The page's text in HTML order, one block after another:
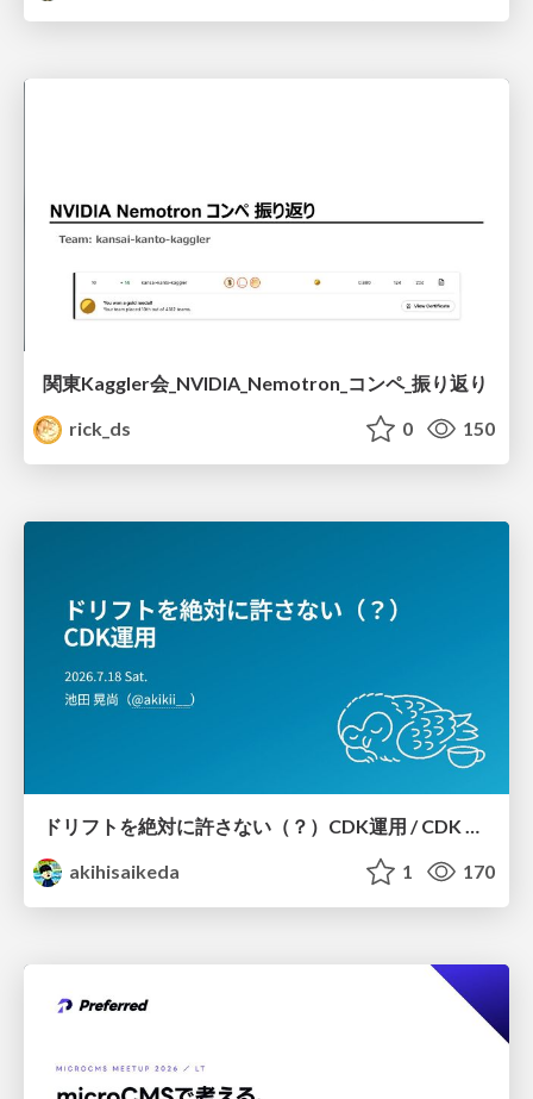
関東Kaggler会_NVIDIA_Nemotron_コンペ_振り返り
rick_ds
0 150
ドリフトを絶対に許さない（？）CDK運用 / CDK Ops with Zero Tolerance for Drifts (?)
akihisaikeda
1 170